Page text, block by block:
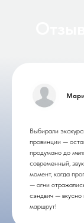
Выбирали
провинции —
продумано до
современный,
момент, когда
— огни
сэндвич —
маршрут!